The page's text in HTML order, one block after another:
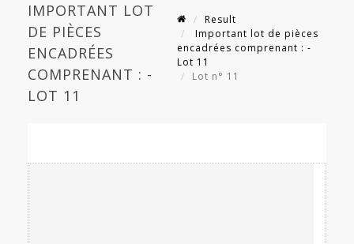
IMPORTANT LOT
DE PIÈCES
ENCADRÉES
COMPRENANT : -
LOT 11
Result
Important lot de pièces
encadrées comprenant : -
Lot 11
Lot n° 11